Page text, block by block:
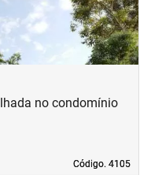
Código. 4105
Código. 4105
no condomínio